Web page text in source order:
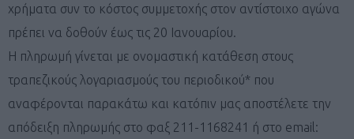
χρήματα συν το κόστος συμμετοχής στον αντίστοιχο αγώνα
πρέπει να δοθούν έως τις 20 Ιανουαρίου.
Η πληρωμή γίνεται με ονομαστική κατάθεση στους
τραπεζικούς λογαριασμούς του περιοδικού* που
αναφέρονται παρακάτω και κατόπιν μας αποστέλετε την
απόδειξη πληρωμής στο φαξ 211-1168241 ή στο email: